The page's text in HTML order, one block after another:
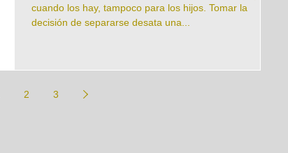
cuando los hay, tampoco para los hijos. Tomar la
decisión de separarse desata una...
2 3